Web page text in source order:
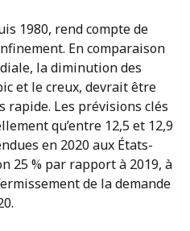
1980, rend compte de
En comparaison
la diminution des
et le creux, devrait être
rapide. Les prévisions clés
qu’entre 12,5 et 12,9
en 2020 aux États-
25 % par rapport à 2019, à
de la demande